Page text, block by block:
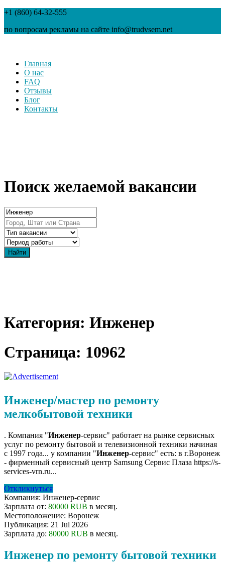
+1 (860) 64-32-555
по вопросам рекламы на сайте info@trudvsem.net
Главная
О нас
FAQ
Отзывы
Блог
Контакты
Поиск желаемой вакансии
Категория: Инженер
Страница: 10962
Инженер/мастер по ремонту
мелкобытовой техники
. Компания "Инженер-сервис" работает на рынке сервисных
услуг по ремонту бытовой и телевизионной техники начиная
с 1997 года... у компании "Инженер-сервис" есть: в г.Воронеж
- фирменный сервисный центр Samsung Сервис Плаза https://s-
services-vrn.ru...
Откликнуться
Компания: Инженер-сервис
Зарплата от: 80000 RUB в месяц.
Местоположение: Воронеж
Публикация: 21 Jul 2026
Зарплата до: 80000 RUB в месяц.
Инженер по ремонту бытовой техники